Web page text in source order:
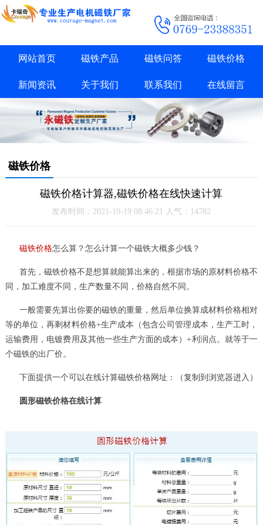
网站首页 磁铁产品 磁铁问答 磁铁价格
新闻资讯 关于我们 联系我们 在线留言
磁铁价格
磁铁价格计算器,磁铁价格在线快速计算
发布时间：2021-10-19 08:46:21 人气：14782
磁铁价格怎么算？怎么计算一个磁铁大概多少钱？
首先，磁铁价格不是想算就能算出来的，根据市场的原材料价格不
同，加工难度不同，生产数量不同，价格自然不同。
一般需要先算出你要的磁铁的重量，然后单位换算成材料价格相对
等的单位，再剩材料价格+生产成本（包含公司管理成本，生产工时，
运输费用，电镀费用及其他一些生产方面的成本）+利润点。就等于一
个磁铁的出厂价。
下面提供一个可以在线计算磁铁价格网址：（复制到浏览器进入）
圆形磁铁价格在线计算